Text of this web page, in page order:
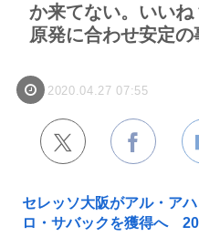
か来てない。いい
原発に合わせ安定
2020.04.27 07:55
セレッソ大阪がアル・ア
ロ・サバックを獲得へ